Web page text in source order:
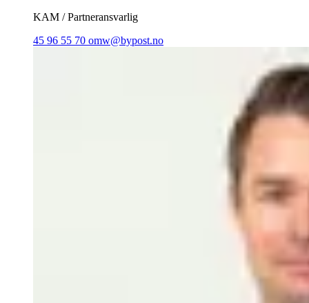
KAM / Partneransvarlig
45 96 55 70 omw@bypost.no